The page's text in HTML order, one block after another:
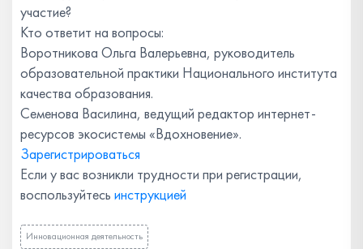
участие?
Кто ответит на вопросы:
Воротникова Ольга Валерьевна, руководитель
образовательной практики Национального института
качества образования.
Семенова Василина, ведущий редактор интернет-
ресурсов экосистемы «Вдохновение».
Зарегистрироваться
Если у вас возникли трудности при регистрации,
воспользуйтесь инструкцией
Инновационная деятельность